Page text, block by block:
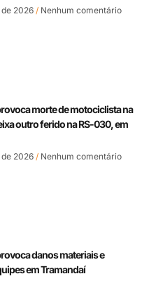
2026 Nenhum comentário
morte de motociclista na
outro ferido na RS-030, em
2026 Nenhum comentário
danos materiais e
em Tramandaí